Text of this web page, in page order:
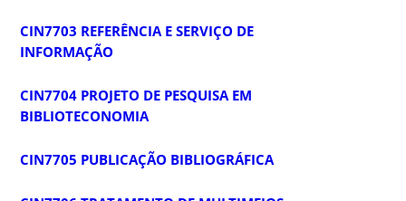
CIN7703 REFERÊNCIA E SERVIÇO DE
INFORMAÇÃO
CIN7704 PROJETO DE PESQUISA EM
BIBLIOTECONOMIA
CIN7705 PUBLICAÇÃO BIBLIOGRÁFICA